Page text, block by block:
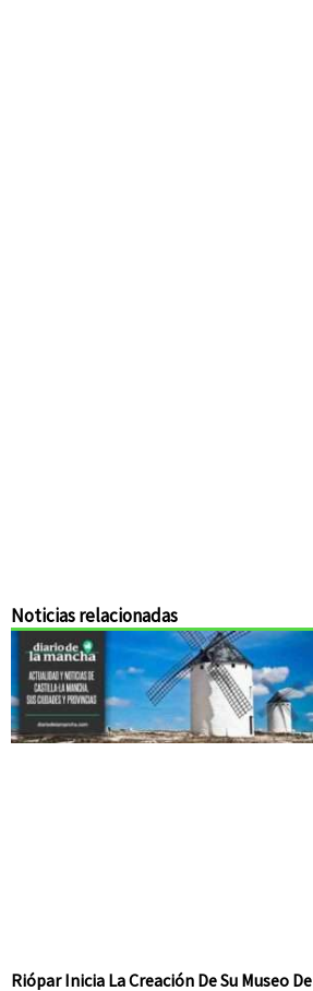
Noticias relacionadas
Riópar Inicia La Creación De Su Museo De